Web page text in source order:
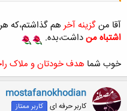
کلیک آقا منگزینه آخرهم گذاشتم،که
اشتباه منداشت،بده.
خوب شما هدف خودتان و ملاک
mostafanokhodian
کاربر حرفه ای کاربر ممتاز